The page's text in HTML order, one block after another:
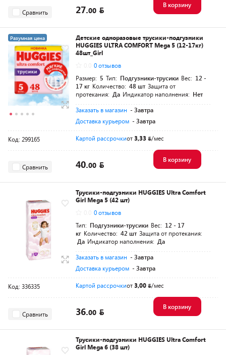
Сравнить 27.00
В корзину
Разумная цена
Детские одноразовые трусики-подгузники
HUGGIES ULTRA COMFORT Mega 5 (12-17кг)
48шт_Girl
0 отзывов
Размер: 5 Тип: Подгузники-трусики Вес: 12 -
17 кг Количество: 48 шт Защита от
протекания: Да Индикатор наполнения: Нет
Заказать в магазин - Завтра
Доставка курьером - Завтра
Код: 299165 Картой рассрочкиот3,33 /мес
Сравнить 40.00
В корзину
Трусики-подгузники HUGGIES Ultra Comfort
Girl Mega 5 (42 шт)
0 отзывов
Тип: Подгузники-трусики Вес: 12 - 17
кг Количество: 42 шт Защита от протекания:
Да Индикатор наполнения: Да
Заказать в магазин - Завтра
Доставка курьером - Завтра
Код: 336335 Картой рассрочкиот3,00 /мес
Сравнить 36.00
В корзину
Трусики-подгузники HUGGIES Ultra Comfort
Girl Mega 6 (38 шт)